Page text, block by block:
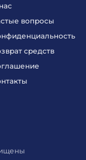
вопросы
средств